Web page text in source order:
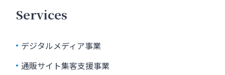
Services
デジタルメディア事業
通販サイト集客支援事業